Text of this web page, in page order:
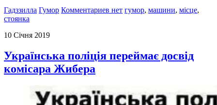
Гадззилла Гумор Комментариев нет гумор, машини, місце,
стоянка
10 Січня 2019
Українська поліція переймає досвід
комісара Жибера